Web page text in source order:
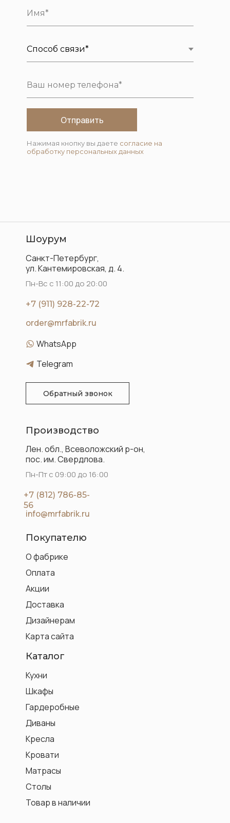
Отправить
Нажимая кнопку вы даете согласие на
обработку персональных данных
order@mrfabrik.ru
Санкт-Петербург,
ул. Кантемировская, д. 4.
Акции
Оплата
Доставка
О фабрике
Производство
Шоурум
Покупателю
Каталог
+7 (812) 786-85-
56
+7 (911) 928-22-72
Пн-Вс с 11:00 до 20:00
Пн-Пт с 09:00 до 16:00
Карта сайта
Дизайнерам
Кресла
Кровати
Диваны
Шкафы
Гардеробные
Кухни
WhatsApp
Telegram
Лен. обл., Всеволожский р-он,
пос. им. Свердлова.
info@mrfabrik.ru
Столы
Матрасы
Товар в наличии
Обратный звонок